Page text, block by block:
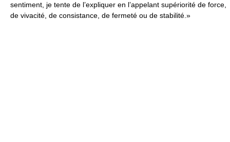
sentiment, je tente de l’expliquer en l’appelant supériorité de force,
de vivacité, de consistance, de fermeté ou de stabilité.»